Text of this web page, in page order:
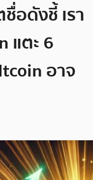
อดังชี้ เรา
แตะ 6
อาจ